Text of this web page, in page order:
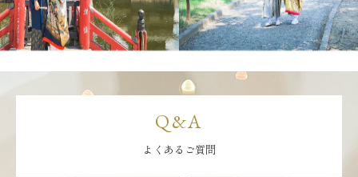
Q&A
よくあるご質問